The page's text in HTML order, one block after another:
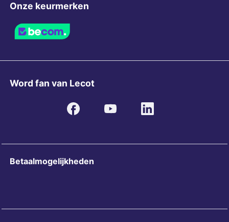
Onze keurmerken
Word fan van Lecot
Betaalmogelijkheden